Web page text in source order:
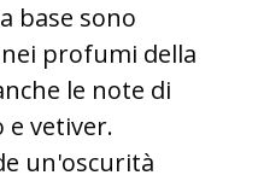
base sono
profumi della
le note di
e vetiver.
un'oscurità